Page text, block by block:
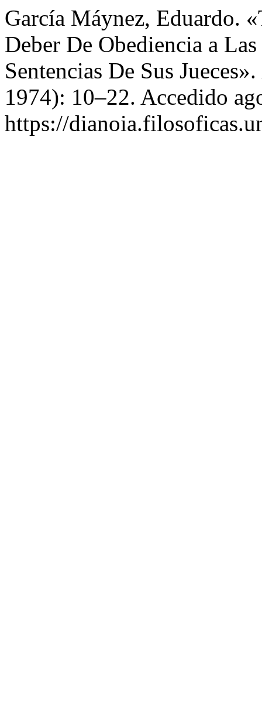
García Máynez, Eduardo.
Deber De Obediencia a
Sentencias De Sus Jueces».
1974): 10–22. Accedido
https://